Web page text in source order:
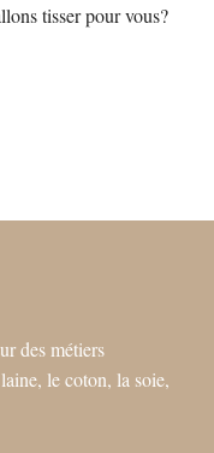
tisser pour vous?
des métiers
le coton, la soie,